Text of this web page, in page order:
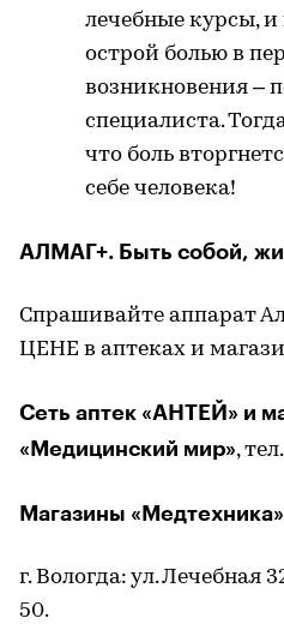
лечебные курсы, и
острой болью в
возникновения –
специалиста.
что боль
себе человека!
АЛМАГ+. Быть собой,
Спрашивайте аппарат
ЦЕНЕ в аптеках и
Сеть аптек «АНТЕЙ» и
«Медицинский мир»,
Магазины «Медтехника»
г. Вологда: ул. Лечебная
50.